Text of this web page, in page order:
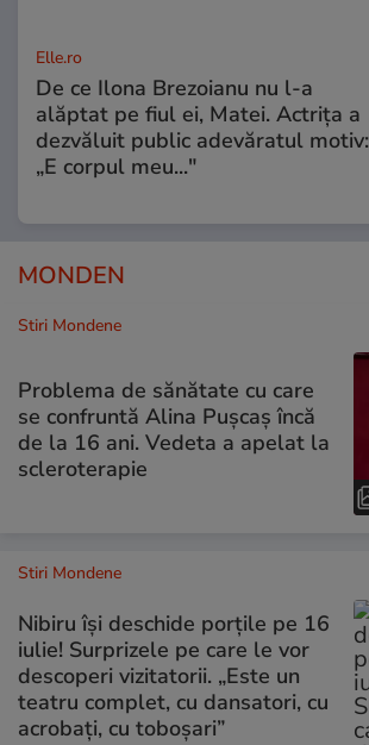
Elle.ro
De ce Ilona Brezoianu nu l-a
alăptat pe fiul ei, Matei. Actrița a
dezvăluit public adevăratul motiv:
„E corpul meu..."
MONDEN
Stiri Mondene
Problema de sănătate cu care
se confruntă Alina Pușcaș încă
de la 16 ani. Vedeta a apelat la
scleroterapie
Stiri Mondene
Nibiru își deschide porțile pe 16
iulie! Surprizele pe care le vor
descoperi vizitatorii. „Este un
teatru complet, cu dansatori, cu
acrobați, cu toboșari”